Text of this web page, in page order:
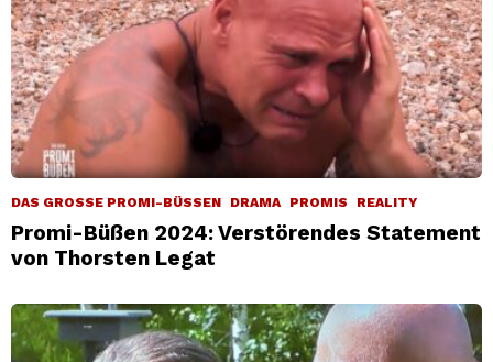
DAS GROSSE PROMI-BÜSSEN DRAMA PROMIS REALITY
Promi-Büßen 2024: Verstörendes Statement
von Thorsten Legat